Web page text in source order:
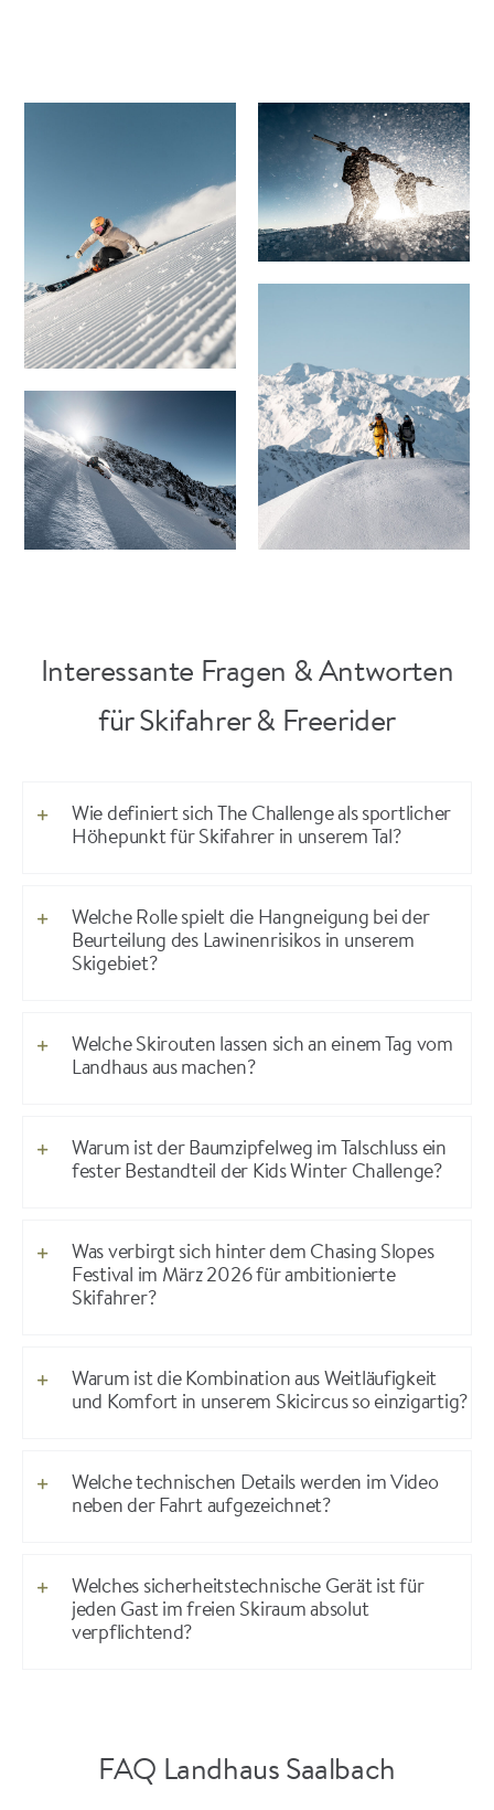
Interessante Fragen & Antworten
für Skifahrer & Freerider
Wie definiert sich The Challenge als sportlicher
Höhepunkt für Skifahrer in unserem Tal?
Welche Rolle spielt die Hangneigung bei der
Beurteilung des Lawinenrisikos in unserem
Skigebiet?
Welche Skirouten lassen sich an einem Tag vom
Landhaus aus machen?
Warum ist der Baumzipfelweg im Talschluss ein
fester Bestandteil der Kids Winter Challenge?
Was verbirgt sich hinter dem Chasing Slopes
Festival im März 2026 für ambitionierte
Skifahrer?
Warum ist die Kombination aus Weitläufigkeit
und Komfort in unserem Skicircus so einzigartig?
Welche technischen Details werden im Video
neben der Fahrt aufgezeichnet?
Welches sicherheitstechnische Gerät ist für
jeden Gast im freien Skiraum absolut
verpflichtend?
FAQ Landhaus Saalbach